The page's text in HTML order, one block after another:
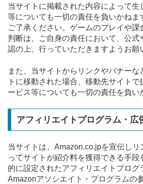
当サイトに掲載された内容によって生
等についても一切の責任を負いかねま
ご了承ください。ゲームのプレイや課
判断は、ご自身の責任において、公式
認の上、行っていただきますようお願
また、当サイトからリンクやバナーな
トに移動された場合、移動先サイト
ービス等についても一切の責任を負い
アフィリエイトプログラム・広
当サイトは、Amazon.co.jpを宣伝しリ
ってサイトが紹介料を獲得できる手段
的に設定されたアフィリエイトプログ
Amazonアソシエイト・プログラムの